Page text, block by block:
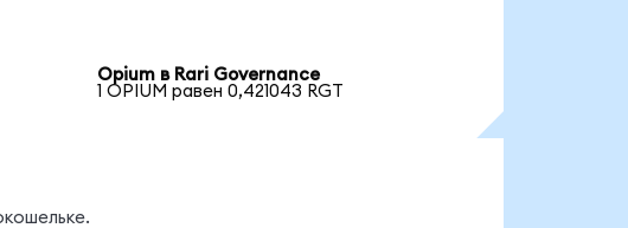
Opium в Rari Governance
1 OPIUM равен 0,421043 RGT